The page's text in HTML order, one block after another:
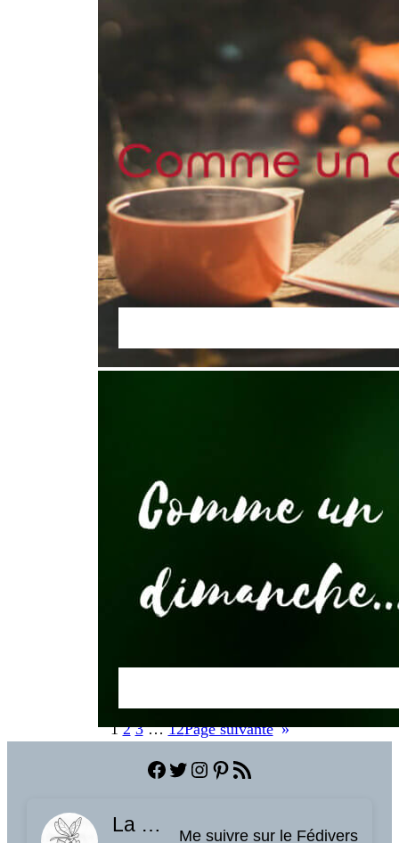
1 2 3 … 12Page suivante »
Facebook
Twitter
Instagram
Pinterest
Flux RSS
La planque à libellules Me suivre sur le Fédivers